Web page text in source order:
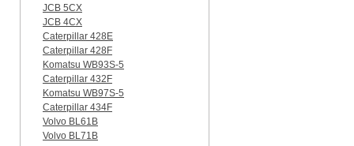
JCB 5CX
JCB 4CX
Caterpillar 428E
Caterpillar 428F
Komatsu WB93S-5
Caterpillar 432F
Komatsu WB97S-5
Caterpillar 434F
Volvo BL61B
Volvo BL71B